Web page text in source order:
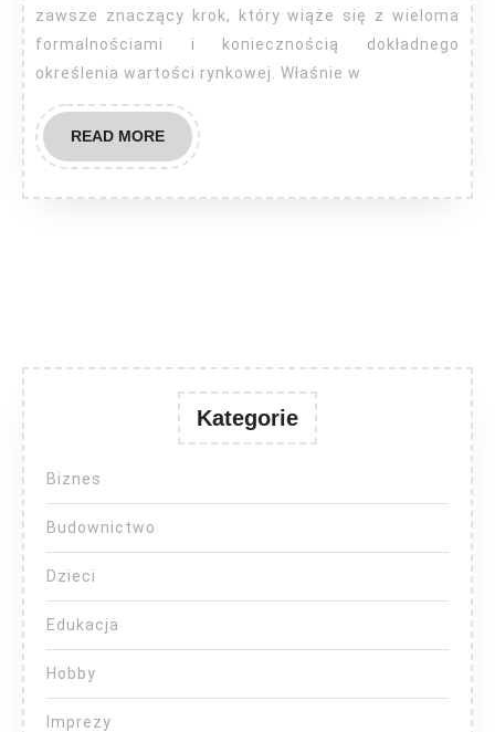
zawsze znaczący krok, który wiąże się z wieloma
formalnościami i koniecznością dokładnego
określenia wartości rynkowej. Właśnie w
READ MOREREAD
MORE
Kategorie
Biznes
Budownictwo
Dzieci
Edukacja
Hobby
Imprezy